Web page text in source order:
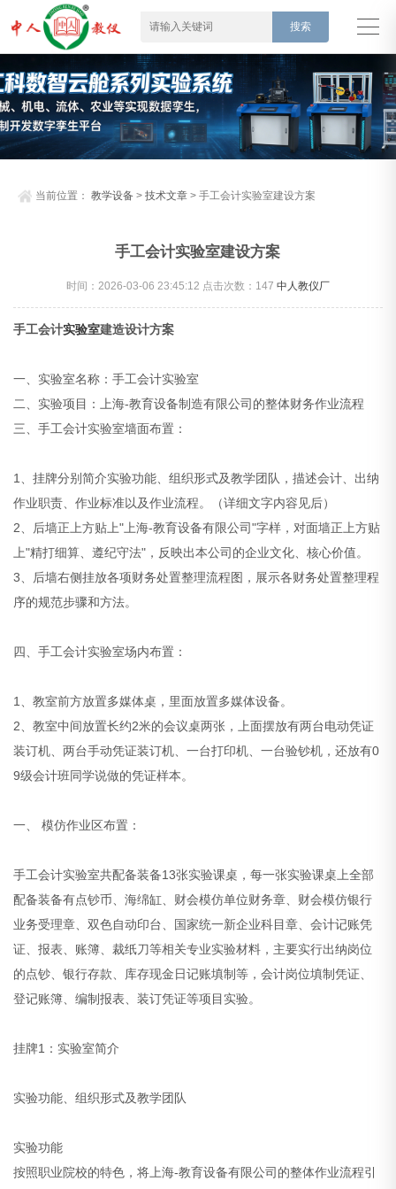
当前位置：教学设备 >技术文章 > 手工会计实验室建设方案
手工会计实验室建设方案
时间：2026-03-06 23:45:12 点击次数： 147 中人教仪厂
手工会计实验室建造设计方案
一、实验室名称：手工会计实验室
二、实验项目：上海-教育设备制造有限公司的整体财务作业流程
三、手工会计实验室墙面布置：
1、挂牌分别简介实验功能、组织形式及教学团队，描述会计、出纳
作业职责、作业标准以及作业流程。（详细文字内容见后）
2、后墙正上方贴上"上海-教育设备有限公司"字样，对面墙正上方贴
上"精打细算、遵纪守法"，反映出本公司的企业文化、核心价值。
3、后墙右侧挂放各项财务处置整理流程图，展示各财务处置整理程
序的规范步骤和方法。
四、手工会计实验室场内布置：
1、教室前方放置多媒体桌，里面放置多媒体设备。
2、教室中间放置长约2米的会议桌两张，上面摆放有两台电动凭证
装订机、两台手动凭证装订机、一台打印机、一台验钞机，还放有0
9级会计班同学说做的凭证样本。
一、 模仿作业区布置：
手工会计实验室共配备装备13张实验课桌，每一张实验课桌上全部
配备装备有点钞币、海绵缸、财会模仿单位财务章、财会模仿银行
业务受理章、双色自动印台、国家统一新企业科目章、会计记账凭
证、报表、账簿、裁纸刀等相关专业实验材料，主要实行出纳岗位
的点钞、银行存款、库存现金日记账填制等，会计岗位填制凭证、
登记账簿、编制报表、装订凭证等项目实验。
挂牌1：实验室简介
实验功能、组织形式及教学团队
实验功能
按照职业院校的特色，将上海-教育设备有限公司的整体作业流程引